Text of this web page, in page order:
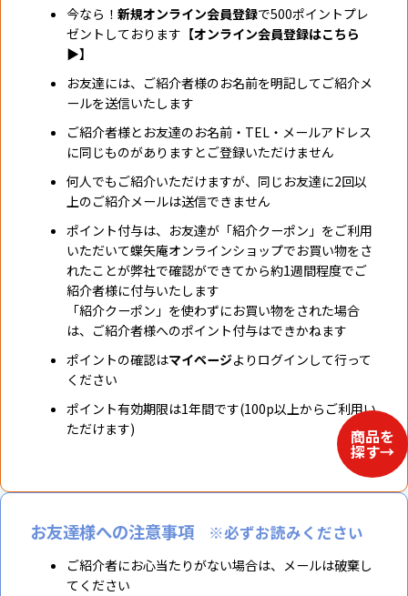
今なら！ 新規オンライン会員登録で500ポイントプレ
ゼントしております 【オンライン会員登録はこちら
▶】
お友達には、ご紹介者様のお名前を明記してご紹介メ
ールを送信いたします
ご紹介者様とお友達のお名前・TEL・メールアドレス
に同じものがありますとご登録いただけません
何人でもご紹介いただけますが、同じお友達に2回以
上のご紹介メールは送信できません
ポイント付与は、お友達が「紹介クーポン」をご利用
いただいて蝶矢庵オンラインショップでお買い物をさ
れたことが弊社で確認ができてから約1週間程度でご
紹介者様に付与いたします
「紹介クーポン」を使わずにお買い物をされた場合
は、ご紹介者様へのポイント付与はできかねます
ポイントの確認はマイページよりログインして行って
ください
ポイント有効期限は1年間です(100p以上からご利用い
ただけます)
お友達様への注意事項 ※必ずお読みください
ご紹介者にお心当たりがない場合は、メールは破棄し
てください